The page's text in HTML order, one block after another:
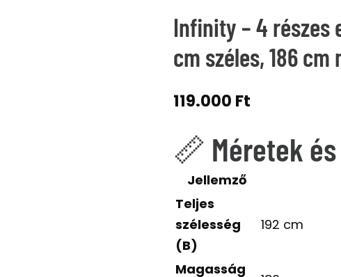
Infinity – 4 részes
cm széles, 186 cm
119.000 Ft
📏 Méretek
Jellemző
Teljes
szélesség
(B)
192 cm
Magasság